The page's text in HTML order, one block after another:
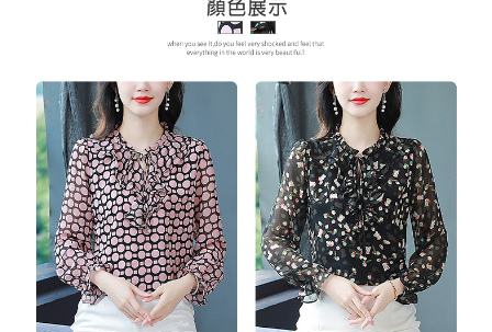
易，需依本服務之必要範圍內提供個人資料，並將交易相關給付款項請求債
權轉讓予恩沛科技股份有限公司。
２．關於個人資料處理事宜，請瀏覽以下網址：
３．未成年的使用者請事先徵得法定代理人或監護人之同意方可使用
「AFTEE先享後付」，若未經同意申辦者引起之損失，本公司不負相關責
任。
４．使用「AFTEE先享後付」時，將依據個別帳號之用戶狀況，依本公司即
時審查核予不同之上限額度；若仍有額度不足之情形，本公司將視審查結果
請求用戶進行身份認證。
５．嚴禁一人註冊多個帳號或使用他人資訊註冊。若發現惡意使用之情形，
恩沛科技股份有限公司將有權停止該用戶之使用額度並採取法律行動。
每筆NT$80，滿NT$699(含以上)免運費
宅配
每筆NT$70，滿NT$699(含以上)免運費
離島-郵局寄送
每筆NT$90，滿NT$699(含以上)免運費
國家/地區配送 查看運費